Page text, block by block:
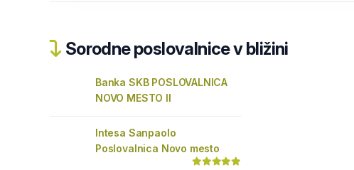
Sorodne poslovalnice v bližini
Banka SKB POSLOVALNICA
NOVO MESTO II
Intesa Sanpaolo
Poslovalnica Novo mesto